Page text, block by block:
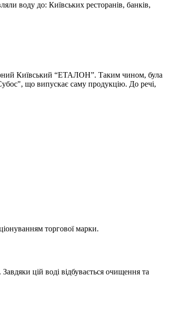
воду до: Київських ресторанів, банків,
Київський “ЕТАЛОН”. Таким чином, була
що випускає саму продукцію. До речі,
торгової марки.
цій воді відбувається очищення та